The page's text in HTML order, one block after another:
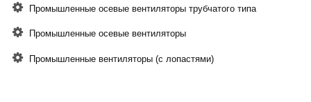
Промышленные осевые вентиляторы трубчатого типа
Промышленные осевые вентиляторы
Промышленные вентиляторы (с лопастями)